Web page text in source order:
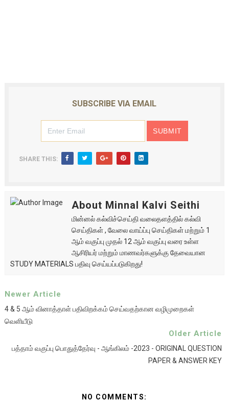
SUBSCRIBE VIA EMAIL
SHARE THIS:
About Minnal Kalvi Seithi
மின்னல் கல்விச்செய்தி வலைதளத்தில் கல்வி
செய்திகள் , வேலை வாய்ப்பு செய்திகள் மற்றும் 1
ஆம் வகுப்பு முதல் 12 ஆம் வகுப்பு வரை உள்ள
ஆசிரியர் மற்றும் மாணவர்களுக்கு தேவையான
STUDY MATERIALS பதிவு செய்யப்படுகிறது!
Newer Article
4 & 5 ஆம் வினாத்தாள் பதிவிறக்கம் செய்வதற்கான வழிமுறைகள்
வெளியீடு
Older Article
பத்தாம் வகுப்பு பொதுத்தேர்வு - ஆங்கிலம் -2023 - ORIGINAL QUESTION
PAPER & ANSWER KEY
NO COMMENTS: